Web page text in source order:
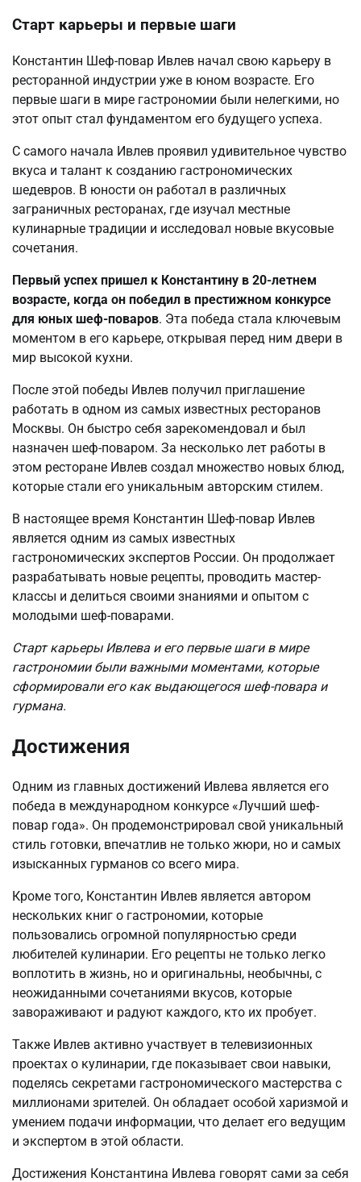
Старт карьеры и первые шаги
Константин Шеф-повар Ивлев начал свою карьеру в
ресторанной индустрии уже в юном возрасте. Его
первые шаги в мире гастрономии были нелегкими, но
этот опыт стал фундаментом его будущего успеха.
С самого начала Ивлев проявил удивительное чувство
вкуса и талант к созданию гастрономических
шедевров. В юности он работал в различных
заграничных ресторанах, где изучал местные
кулинарные традиции и исследовал новые вкусовые
сочетания.
Первый успех пришел к Константину в 20-летнем
возрасте, когда он победил в престижном конкурсе
для юных шеф-поваров. Эта победа стала ключевым
моментом в его карьере, открывая перед ним двери в
мир высокой кухни.
После этой победы Ивлев получил приглашение
работать в одном из самых известных ресторанов
Москвы. Он быстро себя зарекомендовал и был
назначен шеф-поваром. За несколько лет работы в
этом ресторане Ивлев создал множество новых блюд,
которые стали его уникальным авторским стилем.
В настоящее время Константин Шеф-повар Ивлев
является одним из самых известных
гастрономических экспертов России. Он продолжает
разрабатывать новые рецепты, проводить мастер-
классы и делиться своими знаниями и опытом с
молодыми шеф-поварами.
Старт карьеры Ивлева и его первые шаги в мире
гастрономии были важными моментами, которые
сформировали его как выдающегося шеф-повара и
гурмана.
Достижения
Одним из главных достижений Ивлева является его
победа в международном конкурсе «Лучший шеф-
повар года». Он продемонстрировал свой уникальный
стиль готовки, впечатлив не только жюри, но и самых
изысканных гурманов со всего мира.
Кроме того, Константин Ивлев является автором
нескольких книг о гастрономии, которые
пользовались огромной популярностью среди
любителей кулинарии. Его рецепты не только легко
воплотить в жизнь, но и оригинальны, необычны, с
неожиданными сочетаниями вкусов, которые
завораживают и радуют каждого, кто их пробует.
Также Ивлев активно участвует в телевизионных
проектах о кулинарии, где показывает свои навыки,
поделясь секретами гастрономического мастерства с
миллионами зрителей. Он обладает особой харизмой и
умением подачи информации, что делает его ведущим
и экспертом в этой области.
Достижения Константина Ивлева говорят сами за себя